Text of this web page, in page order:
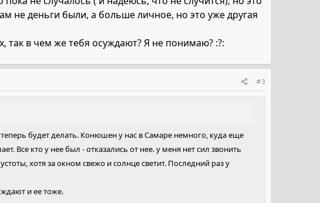
не деньги были, а больше личное, но это уже другая
так в чем же тебя осуждают? Я не понимаю? :?:
#3
будет делать. Конюшен у нас в Самаре немного, куда еще
Все кто у нее был - отказались от нее. у меня нет сил звонить
хотя за окном свежо и солнце светит. Последний раз у
и ее тоже.